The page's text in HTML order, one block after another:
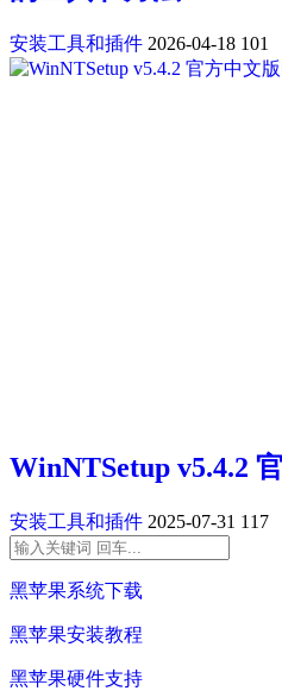
安装工具和插件 2026-04-18 101
WinNTSetup v5.4.2
安装工具和插件 2025-07-31 117
黑苹果系统下载
黑苹果安装教程
黑苹果硬件支持